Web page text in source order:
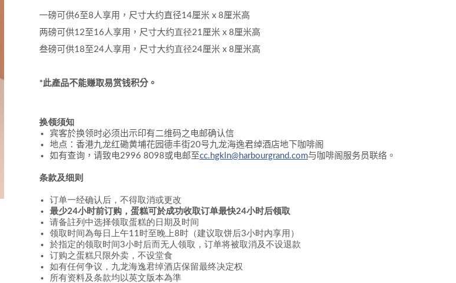
一磅可供6 至8人享用，尺寸大约直径14厘米 x 8厘米高
两磅可供12 至16人享用，尺寸大约 直径21厘米 x 8厘米高
叁磅可供18 至24人享用，尺寸大约 直径24厘米 x 8厘米高
*此產品不能赚取易赏钱积分 。
换领须知
宾客於换领时必须出示印有二维码之电邮确认信
地点：香港九龙红磡黄埔花园德丰街20号九龙海逸君绰酒店地下咖啡阁
如有查询，请致电2996 8098或电邮至cc.hgkln@harbourgrand.com与咖啡阁服务员联络 。
条款及细则
订单一经确认后，不得取消或更改
最少24小时前订购，蛋糕可於成功收取订单最快24小时后领取
请备註列中选择领取蛋糕的日期及时间
领取时间為每日上午11时至晚上8时（建议取饼后3小时内享用）
於指定的领取时间3小时后而无人领取，订单将被取消及不设退款
订购之蛋糕只限外卖，不设堂食
如有任何争议，九龙海逸君绰酒店保留最终决定权
所有资料及条款均以英文版本為準